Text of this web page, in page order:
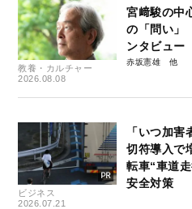
教養・カルチャー
2026.08.08
宮﨑駿の中
の「問い」
ンタビュー
赤坂憲雄
ビジネス
2026.07.21
「いつ加
切符導入で
転車“車道
安全対策